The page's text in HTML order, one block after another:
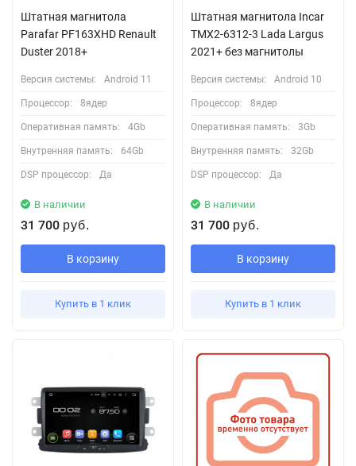
Штатная магнитола
Parafar PF163XHD Renault
Duster 2018+
Версия системы: Android 11
Процессор: 8ядер
Оперативная память: 4Gb
Внутренняя память: 64Gb
DSP процессор: Да
В наличии
31 700 руб.
В корзину
Купить в 1 клик
Штатная магнитола Incar
TMX2-6312-3 Lada Largus
2021+ без магнитолы
Версия системы: Android 10
Процессор: 8ядер
Оперативная память: 3Gb
Внутренняя память: 32Gb
DSP процессор: Да
В наличии
31 700 руб.
В корзину
Купить в 1 клик